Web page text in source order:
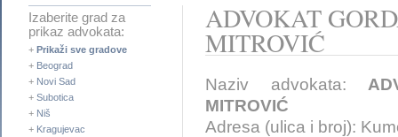
Izaberite grad za
prikaz advokata:
+ Prikaži sve gradove
+ Beograd
+ Novi Sad
+ Subotica
+ Niš
+ Kragujevac
ADVOKAT
MITROVIĆ
Naziv advokata:
MITROVIĆ
Adresa (ulica i broj):